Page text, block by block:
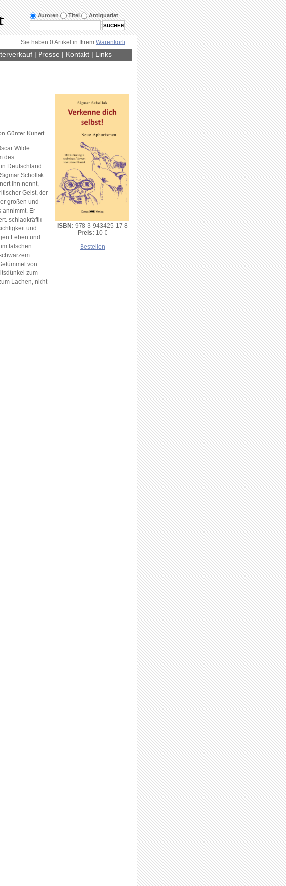
Autoren Titel Antiquariat
Sie haben 0 Artikel in Ihrem Warenkorb
| Presse | Kontakt| Links
Günter Kunert
Wilde
des
Deutschland
Schollak.
ihn nennt,
Geist, der
großen und
annimmt. Er
schlagkräftig
und
Leben und
falschen
von
zum
Lachen, nicht
ISBN: 978-3-943425-17-8
Preis: 10 €
Bestellen